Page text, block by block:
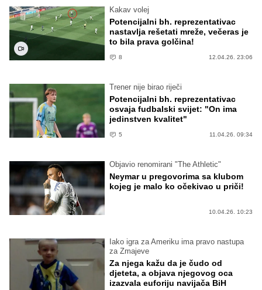
Kakav volej
Potencijalni bh. reprezentativac
nastavlja rešetati mreže, večeras je
to bila prava golčina!
8 12.04.26. 23:06
Trener nije birao riječi
Potencijalni bh. reprezentativac
osvaja fudbalski svijet: "On ima
jedinstven kvalitet"
5 11.04.26. 09:34
Objavio renomirani "The Athletic"
Neymar u pregovorima sa klubom
kojeg je malo ko očekivao u priči!
10.04.26. 10:23
Iako igra za Ameriku ima pravo nastupa
za Zmajeve
Za njega kažu da je čudo od
djeteta, a objava njegovog oca
izazvala euforiju navijača BiH